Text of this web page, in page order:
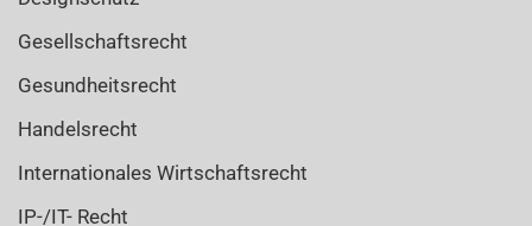
Gesellschaftsrecht
Gesundheitsrecht
Handelsrecht
Internationales Wirtschaftsrecht
IP-/IT- Recht